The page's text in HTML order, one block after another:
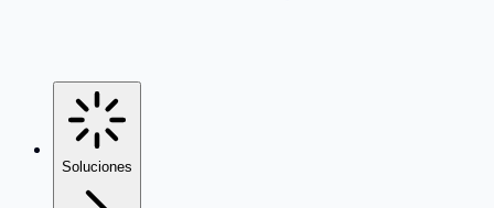
Soluciones